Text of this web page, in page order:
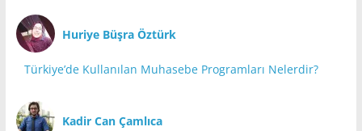
Huriye Büşra Öztürk
Türkiye’de Kullanılan Muhasebe Programları Nelerdir?
Kadir Can Çamlıca